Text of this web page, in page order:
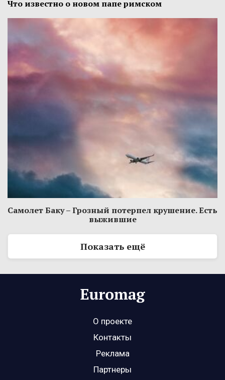
Что известно о новом папе римском
Самолет Баку – Грозный потерпел крушение. Есть
выжившие
Показать ещё
О проекте
Контакты
Реклама
Партнеры